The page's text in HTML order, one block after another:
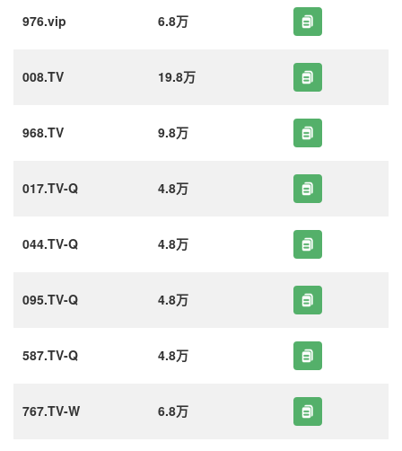
976.vip 6.8万
008.TV 19.8万
968.TV 9.8万
017.TV-Q 4.8万
044.TV-Q 4.8万
095.TV-Q 4.8万
587.TV-Q 4.8万
767.TV-W 6.8万